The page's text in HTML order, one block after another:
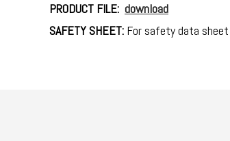
PRODUCT FILE: download
SAFETY SHEET: For safety data